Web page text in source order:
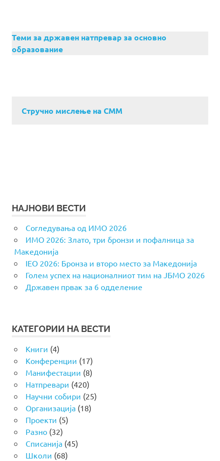
Теми за државен натпревар за основно
образование
Стручно мислење на СММ
НАЈНОВИ ВЕСТИ
Согледувања од ИМО 2026
ИМО 2026: Злато, три бронзи и пофалница за
Македонија
IEO 2026: Бронза и второ место за Македонија
Голем успех на националниот тим на ЈБМО 2026
Државен првак за 6 одделение
КАТЕГОРИИ НА ВЕСТИ
Книги (4)
Конференции (17)
Манифестации (8)
Натпревари (420)
Научни собири (25)
Организација(18)
Проекти (5)
Разно(32)
Списанија(45)
Школи (68)